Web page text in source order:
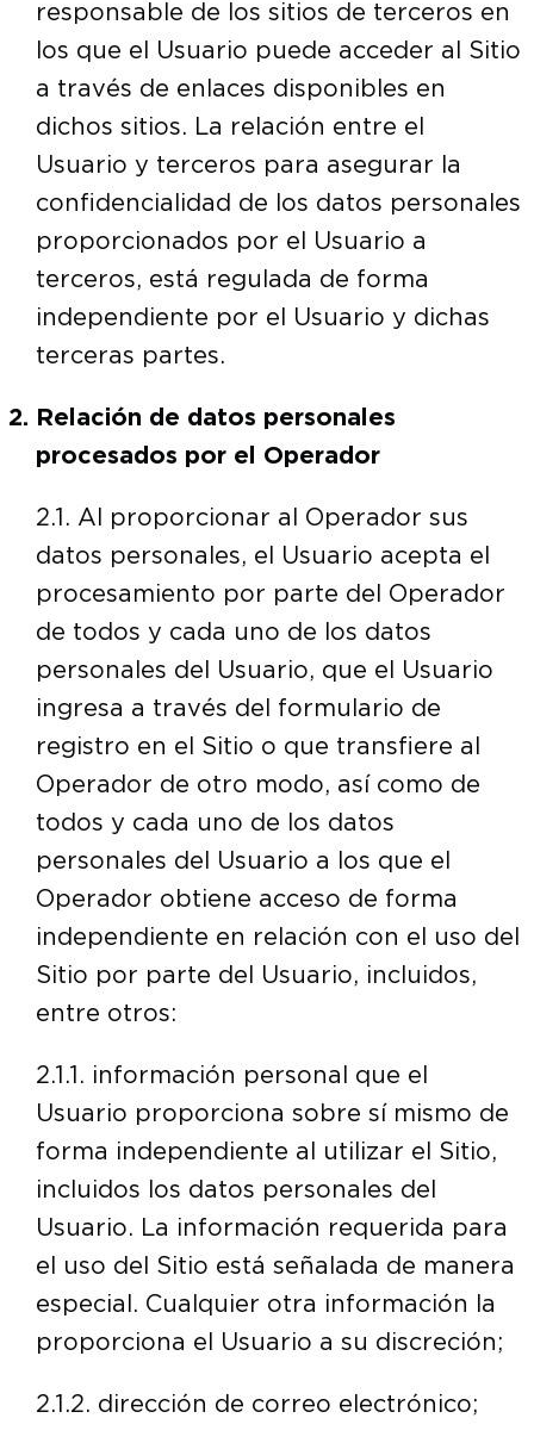
responsable de los sitios de terceros en
los que el Usuario puede acceder al Sitio
a través de enlaces disponibles en
dichos sitios. La relación entre el
Usuario y terceros para asegurar la
confidencialidad de los datos personales
proporcionados por el Usuario a
terceros, está regulada de forma
independiente por el Usuario y dichas
terceras partes.
Relación de datos personales
procesados por el Operador
2.1. Al proporcionar al Operador sus
datos personales, el Usuario acepta el
procesamiento por parte del Operador
de todos y cada uno de los datos
personales del Usuario, que el Usuario
ingresa a través del formulario de
registro en el Sitio o que transfiere al
Operador de otro modo, así como de
todos y cada uno de los datos
personales del Usuario a los que el
Operador obtiene acceso de forma
independiente en relación con el uso del
Sitio por parte del Usuario, incluidos,
entre otros:
2.1.1. información personal que el
Usuario proporciona sobre sí mismo de
forma independiente al utilizar el Sitio,
incluidos los datos personales del
Usuario. La información requerida para
el uso del Sitio está señalada de manera
especial. Cualquier otra información la
proporciona el Usuario a su discreción;
2.1.2. dirección de correo electrónico;